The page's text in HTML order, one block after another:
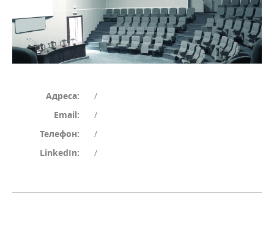
Адреса:
/
Email:
/
Телефон:
/
LinkedIn:
/